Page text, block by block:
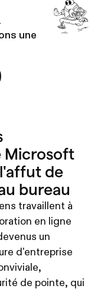
une
Microsoft
de
bureau
travaillent à
en ligne
un
d'entreprise
de pointe, qui